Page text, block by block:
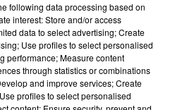
s’essaye à la vie de chatelain
nouveau clip
following data processing based on
interest: Store and/or access
data to select advertising; Create
Use profiles to select personalised
performance; Measure content
through statistics or combinations
and improve services; Create
profiles to select personalised